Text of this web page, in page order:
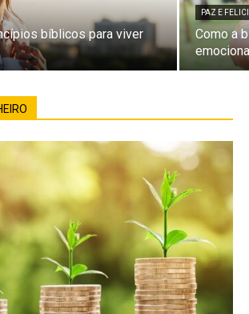
bíblicos para viver
PAZ E
Como a